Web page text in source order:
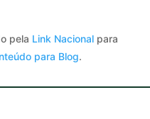
pela Link Nacionalpara
para Blog.